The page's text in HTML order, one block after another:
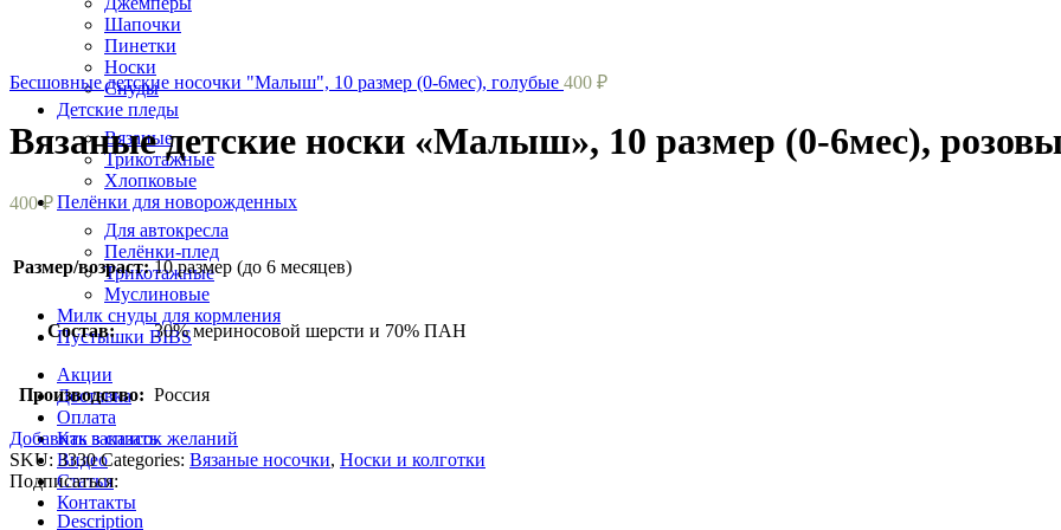
Шапочки
Пинетки
Носки
Снуды
Детские пледы
Вязаные
Трикотажные
Хлопковые
Пелёнки для новорожденных
Для автокресла
Пелёнки-плед
Трикотажные
Муслиновые
Милк снуды для кормления
Пустышки BIBS
Акции
Доставка
Оплата
Как заказать
Видео
Статьи
Контакты
Бесшовные детские носочки "Малыш", 10 размер (0-6мес), голубые 400 ₽
Вязаные детские носки «Малыш», 10 размер (0-6мес),
400₽
Размер/возраст: 10 размер (до 6 месяцев)
Состав: 30% мериносовой шерсти и 70% ПАН
Производство: Россия
Добавить в список желаний
SKU:3330Categories: Вязаные носочки, Носки и колготки
Подписаться:
Description